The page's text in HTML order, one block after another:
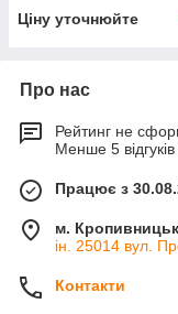
Ціну уточнюйте
Про нас
Рейтинг не
Менше 5 відгуків
Працює з
м.
ін. 25014 вул.
Контакти